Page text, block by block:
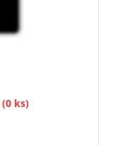
(0 ks)